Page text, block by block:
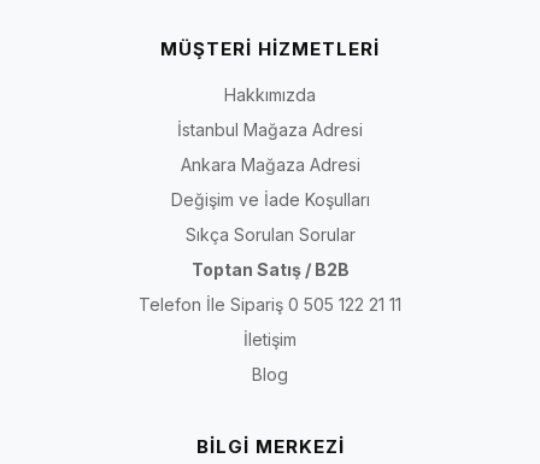
MÜŞTERİ HİZMETLERİ
Hakkımızda
İstanbul Mağaza Adresi
Ankara Mağaza Adresi
Değişim ve İade Koşulları
Sıkça Sorulan Sorular
Toptan Satış / B2B
Telefon İle Sipariş 0 505 122 21 11
İletişim
Blog
BİLGİ MERKEZİ